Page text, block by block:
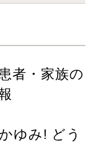
者・家族の
ゆみ! どう